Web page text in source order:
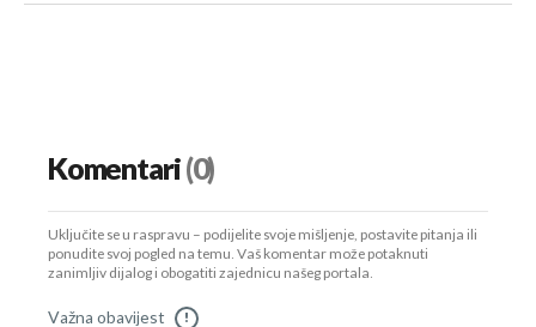
Komentari(0)
Uključite se u raspravu – podijelite svoje mišljenje, postavite pitanja ili
ponudite svoj pogled na temu. Vaš komentar može potaknuti
zanimljiv dijalog i obogatiti zajednicu našeg portala.
Važna obavijest !